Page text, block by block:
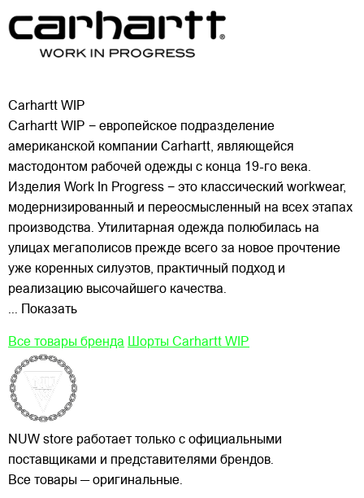
Carhartt WIP
Carhartt WIP − европейское подразделение
американской компании Carhartt, являющейся
мастодонтом рабочей одежды с конца 19-го века.
Изделия Work In Progress − это классический workwear,
модернизированный и переосмысленный на всех этапах
производства. Утилитарная одежда полюбилась на
улицах мегаполисов прежде всего за новое прочтение
уже коренных силуэтов, практичный подход и
реализацию высочайшего качества.
... Показать
Все товары бренда Шорты Carhartt WIP
NUW store работает только с официальными
поставщиками и представителями брендов.
Все товары — оригинальные.